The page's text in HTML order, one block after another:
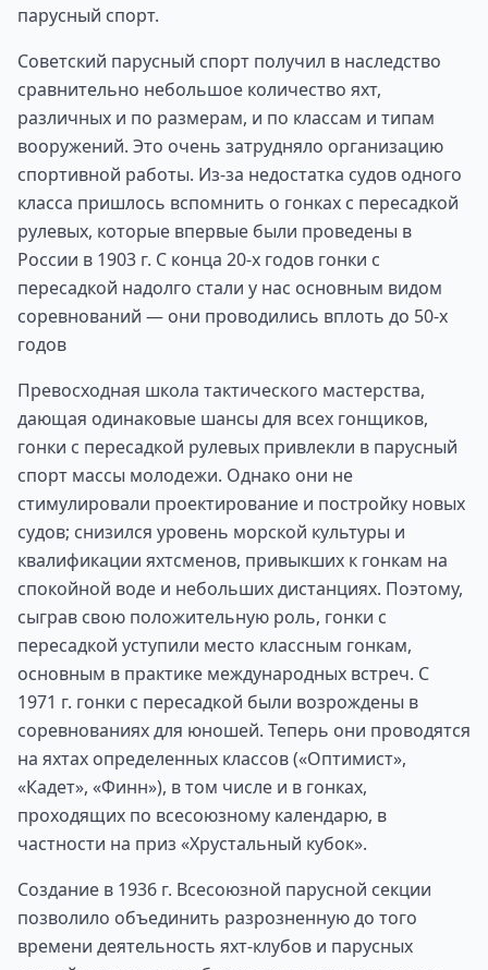
парусный спорт.
Советский парусный спорт получил в наследство
сравнительно небольшое количество яхт,
различных и по размерам, и по классам и типам
вооружений. Это очень затрудняло организацию
спортивной работы. Из-за недостатка судов одного
класса пришлось вспомнить о гонках с пересадкой
рулевых, которые впервые были проведены в
России в 1903 г. С конца 20-х годов гонки с
пересадкой надолго стали у нас основным видом
соревнований — они проводились вплоть до 50-х
годов
Превосходная школа тактического мастерства,
дающая одинаковые шансы для всех гонщиков,
гонки с пересадкой рулевых привлекли в парусный
спорт массы молодежи. Однако они не
стимулировали проектирование и постройку новых
судов; снизился уровень морской культуры и
квалификации яхтсменов, привыкших к гонкам на
спокойной воде и небольших дистанциях. Поэтому,
сыграв свою положительную роль, гонки с
пересадкой уступили место классным гонкам,
основным в практике международных встреч. С
1971 г. гонки с пересадкой были возрождены в
соревнованиях для юношей. Теперь они проводятся
на яхтах определенных классов («Оптимист»,
«Кадет», «Финн»), в том числе и в гонках,
проходящих по всесоюзному календарю, в
частности на приз «Хрустальный кубок».
Создание в 1936 г. Всесоюзной парусной секции
позволило объединить разрозненную до того
времени деятельность яхт-клубов и парусных